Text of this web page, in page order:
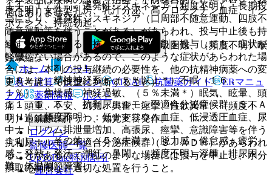
度不明）女性型乳房、乳汁分泌、高プロラクチン血症、イン
ポテンス、持続勃起。
９）． 呼吸器：（５％未満＊）呼吸困難、（頻度不明）喉
頭攣縮。
１０）． 精神神経系：（５％以上＊）不眠（１６．
１％）、焦燥感、神経過敏、（５％未満＊）眠気、眩暈、頭
痛・頭重、不安、幻覚、興奮、痙攣、性欲異常、（頻度不
明）過鎮静、抑うつ、知覚変容発作。
１１）． その他：（５％未満＊）脱力感・倦怠感・疲労
感、発熱、発汗、潮紅、鼻閉、（頻度不明）浮腫、排尿困
難、体温調節障害。
１１．１．４． 遅発性ジスキネジア（頻度不明）：長期投
与により、遅発性ジスキネジア（口周部不随意運動、四肢不
随意運動等を伴うことがある）があらわれ、投与中止後も持
続することがある（抗パーキンソン剤を投与しても、症状が
軽減しない場合があるので、このような症状があらわれた場
合には、本剤の投与継続の必要性を、他の抗精神病薬への変
更も考慮して慎重に判断すること）。
１１．１．５． 抗利尿ホルモン不適合分泌症候群（ＳＩＡ
ＤＨ）（頻度不明）：低ナトリウム血症、低浸透圧血症、尿
中ナトリウム排泄量増加、高張尿、痙攣、意識障害等を伴う
抗利尿ホルモン不適合分泌症候群（ＳＩＡＤＨ）があらわれ
ることがあるので、このような場合には投与を中止し、水分
摂取の制限など適切な処置を行うこと。
ではありません。
ホーム
ノート
表・計算
レジメン CTCAE 抗菌薬ガイド
ERマニュ
アル
薬剤情報 ポスト
新規登録
ログイン
監修医師一覧
UpToDate特別割引
運営会社